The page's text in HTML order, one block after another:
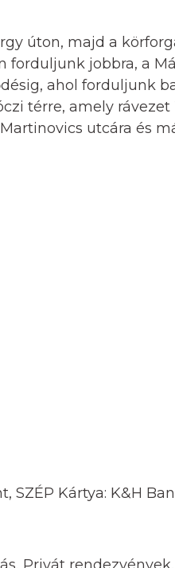
úton, majd a
forduljunk jobbra, a
ahol forduljunk
térre, amely rávezet
utcára és
SZÉP Kártya: K&H